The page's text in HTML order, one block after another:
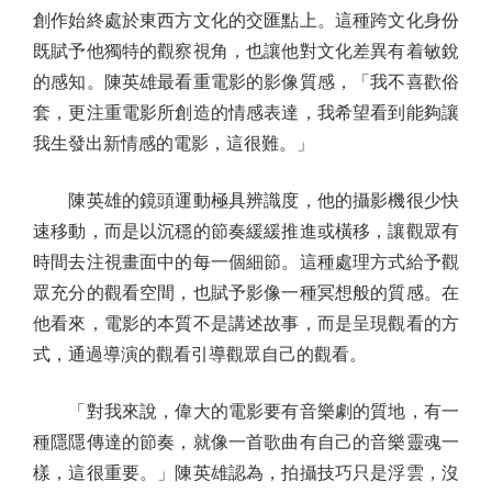
創作始終處於東西方文化的交匯點上。這種跨文化身份
既賦予他獨特的觀察視角，也讓他對文化差異有着敏銳
的感知。陳英雄最看重電影的影像質感，「我不喜歡俗
套，更注重電影所創造的情感表達，我希望看到能夠讓
我生發出新情感的電影，這很難。」
陳英雄的鏡頭運動極具辨識度，他的攝影機很少快
速移動，而是以沉穩的節奏緩緩推進或橫移，讓觀眾有
時間去注視畫面中的每一個細節。這種處理方式給予觀
眾充分的觀看空間，也賦予影像一種冥想般的質感。在
他看來，電影的本質不是講述故事，而是呈現觀看的方
式，通過導演的觀看引導觀眾自己的觀看。
「對我來說，偉大的電影要有音樂劇的質地，有一
種隱隱傳達的節奏，就像一首歌曲有自己的音樂靈魂一
樣，這很重要。」陳英雄認為，拍攝技巧只是浮雲，沒